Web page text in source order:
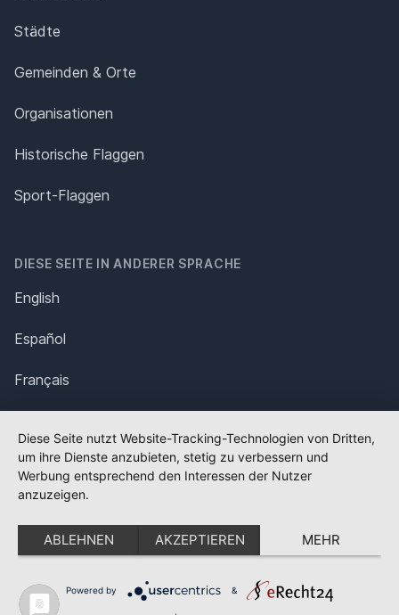
Städte
Gemeinden & Orte
Organisationen
Historische Flaggen
Sport-Flaggen
DIESE SEITE IN ANDERER SPRACHE
English
Español
Français
Polska
Português
Nederlands
Svenska
Diese Seite nutzt Website-Tracking-Technologien von Dritten,
um ihre Dienste anzubieten, stetig zu verbessern und
Werbung entsprechend den Interessen der Nutzer
anzuzeigen.
ABLEHNEN AKZEPTIEREN MEHR
Powered by &